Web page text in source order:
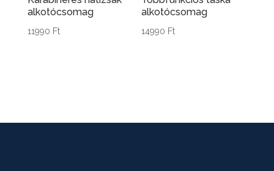
alkotócsomag
11990 Ft
alkotócsomag
14990 Ft